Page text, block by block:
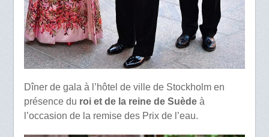
Dîner de gala à l’hôtel de ville de Stockholm en
présence du roi et de la reine de Suèdeà
l’occasion de la remise des Prix de l’eau.